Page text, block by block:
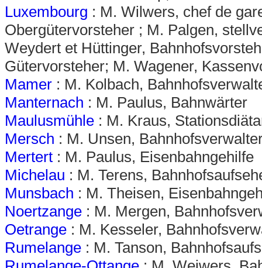
Luxembourg : M. Wilwers, chef de
Obergütervorsteher ; M. Palgen,
Weydert et Hüttinger,
Gütervorsteher; M. Wagener,
Mamer : M. Kolbach,
Manternach : M. Paulus, Bahnwärter
Maulusmühle : M. Kraus,
Mersch : M. Unsen,
Mertert : M. Paulus, Eisenbahngehilfe
Michelau : M. Terens,
Munsbach : M. Theisen,
Noertzange : M. Mergen,
Oetrange : M. Kesseler,
Rumelange : M. Tanson,